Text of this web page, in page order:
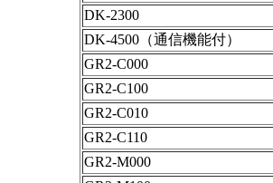
DK-2300
DK-4500（通信機能付）
GR2-C000
GR2-C100
GR2-C010
GR2-C110
GR2-M000